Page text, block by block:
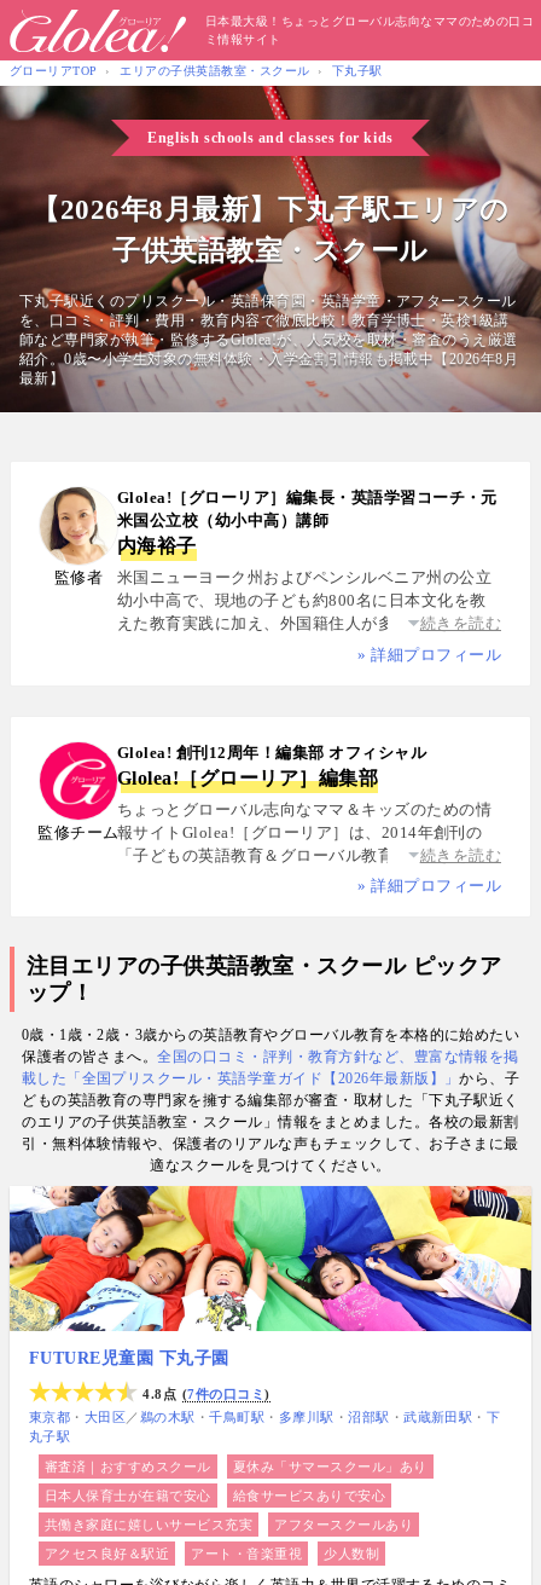
日本最大級！ちょっとグローバル志向なママのための口コ
ミ情報サイト
グローリアTOP エリアの子供英語教室・スクール 下丸子駅
English schools and classes for kids
【2026年8月最新】下丸子駅エリアの
子供英語教室・スクール
下丸子駅近くのプリスクール・英語保育園・英語学童・アフタースクール
を、口コミ・評判・費用・教育内容で徹底比較！教育学博士・英検1級講
師など専門家が執筆・監修するGlolea!が、人気校を取材・審査のうえ厳選
紹介。0歳〜小学生対象の無料体験・入学金割引情報も掲載中【2026年8月
最新】
監修者
Glolea!［グローリア］編集長・英語学習コーチ・元
米国公立校（幼小中高）講師
内海裕子
米国ニューヨーク州およびペンシルベニア州の公立
幼小中高で、現地の子ども約800名に日本文化を教
えた教育実践に加え、外国籍住人が多数を占める多
国籍シェアハウスで約5年間生活し、リアルな多文化
スペイン語・中国語・日本語の4言語を駆使し、世界
中の女性や母親と対話・取材を継続. 親子留学、バイ
リンガル育児、おうち英語、子どもオンライン英会
話に関する実体験に基づく信頼性の高い情報を発信
している. 著書に『子育てツイッター入門』ほか、日
経、AERA、NewsPicksなどでの寄稿・監修実績多数
続きを読む
» 詳細プロフィール
監修チーム
Glolea! 創刊12周年！編集部 オフィシャル
Glolea!［グローリア］編集部
ちょっとグローバル志向なママ＆キッズのための情
報サイトGlolea!［グローリア］は、2014年創刊の
「子どもの英語教育＆グローバル教育」に特化した
専門メディア. 英語にはじめて触れるお子様から帰国
800名にグローバル教育を実践した英語学習コーチ.
で子育て中のワーキングママなど多様な専門家が多
数. 日経・AERA with kids・AERA・NewsPicks等の
情報提供・寄稿・監修実績も豊富な“世界と子どもの
未来をつなぐ情報ハブ”です。
続きを読む
» 詳細プロフィール
注目エリアの子供英語教室・スクール ピックア
ップ！
0歳・1歳・2歳・3歳からの英語教育やグローバル教育を本格的に始めたい
保護者の皆さまへ。全国の口コミ・評判・教育方針など、豊富な情報を掲
載した「全国プリスクール・英語学童ガイド【2026年最新版】」から、子
どもの英語教育の専門家を擁する編集部が審査・取材した「下丸子駅近く
のエリアの子供英語教室・スクール」情報をまとめました。各校の最新割
引・無料体験情報や、保護者のリアルな声もチェックして、お子さまに最
適なスクールを見つけてください。
FUTURE児童園 下丸子園
4.8点
7件の口コミ
東京都
大田区 ／ 鵜の木駅 千鳥町駅 多摩川駅 沼部駅 武蔵新田駅
下
丸子駅
審査済｜おすすめスクール
夏休み「サマースクール」あり
日本人保育士が在籍で安心
給食サービスありで安心
共働き家庭に嬉しいサービス充実
アフタースクールあり
アクセス良好＆駅近
アート・音楽重視 少人数制